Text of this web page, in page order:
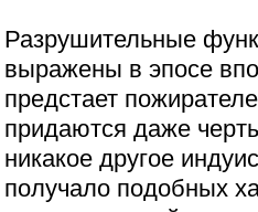
Разрушительные
выражены в эпосе
предстает
придаются даже
никакое другое
получало подобных